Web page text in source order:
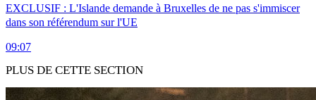
EXCLUSIF : L'Islande demande à Bruxelles de ne pas s'immiscer
dans son référendum sur l'UE
09:07
PLUS DE CETTE SECTION